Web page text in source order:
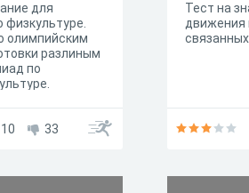
для
олимпийским
разлиным
по
10 33
Тест на
движения